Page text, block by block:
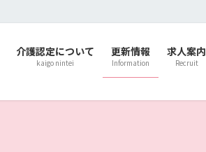
介護認定について
kaigo nintei
更新情報
Information
求人案内
Recruit